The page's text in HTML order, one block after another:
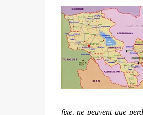
fixe, ne peuvent que